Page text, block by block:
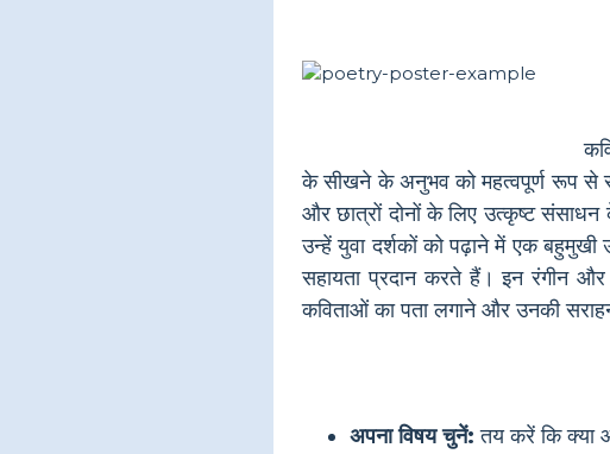
के सीखने के अनुभव को महत्वपूर्ण रूप से
और छात्रों दोनों के लिए उत्कृष्ट
उन्हें युवा दर्शकों को पढ़ाने में एक
सहायता प्रदान करते हैं। इन रंगीन
कविताओं का पता लगाने और उनकी
अपना विषय चुनें: तय करें कि क्या